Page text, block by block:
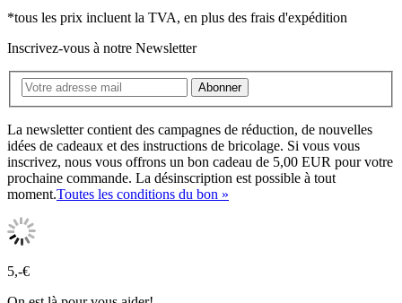
*tous les prix incluent la TVA, en plus des frais d'expédition
Inscrivez-vous à notre Newsletter
Abonner
La newsletter contient des campagnes de réduction, de nouvelles
idées de cadeaux et des instructions de bricolage. Si vous vous
inscrivez, nous vous offrons un bon cadeau de 5,00 EUR pour votre
prochaine commande. La désinscription est possible à tout
moment.Toutes les conditions du bon »
5,-€